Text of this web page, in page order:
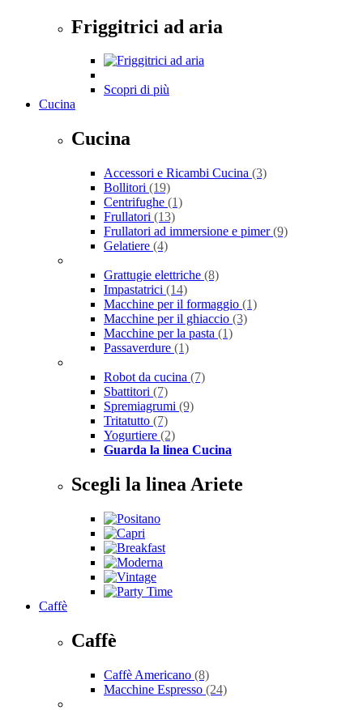
Friggitrici ad aria
Scopri di più
Cucina
Cucina
Accessori e Ricambi Cucina (3)
Bollitori (19)
Centrifughe (1)
Frullatori (13)
Frullatori ad immersione e pimer(9)
Gelatiere (4)
Grattugie elettriche (8)
Impastatrici (14)
Macchine per il formaggio (1)
Macchine per il ghiaccio (3)
Macchine per la pasta (1)
Passaverdure (1)
Robot da cucina (7)
Sbattitori (7)
Spremiagrumi (9)
Tritatutto (7)
Yogurtiere (2)
Guarda la linea Cucina
Scegli la linea Ariete
Caffè
Caffè
Caffè Americano (8)
Macchine Espresso (24)